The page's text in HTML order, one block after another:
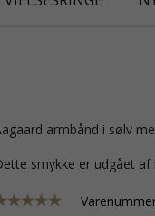
Aagaard armbånd i sølv
Dette smykke er udgået